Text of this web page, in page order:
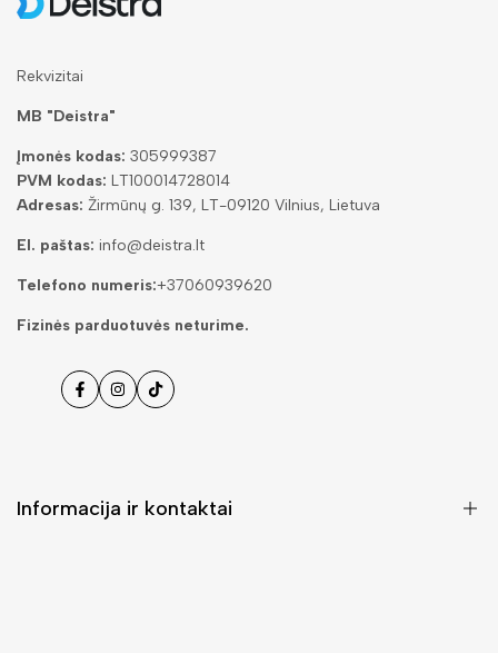
Rekvizitai
MB "Deistra"
Įmonės kodas: 305999387
PVM kodas: LT100014728014
Adresas: Žirmūnų g. 139, LT-09120 Vilnius, Lietuva
El. paštas: info@deistra.lt
Telefono numeris:+37060939620
Fizinės parduotuvės neturime.
FacebookInstagramas
Tiktok
Informacija ir kontaktai